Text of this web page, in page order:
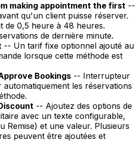
making appointment the first --
qu'un client puisse réserver.
de 0,5 heure à 48 heures.
de dernière minute.
-- Un tarif fixe optionnel ajouté au
lorsque cette méthode est
Bookings -- Interrupteur
les réservations
-- Ajoutez des options de
avec un texte configurable,
Remise) et une valeur. Plusieurs
peuvent être ajoutées et